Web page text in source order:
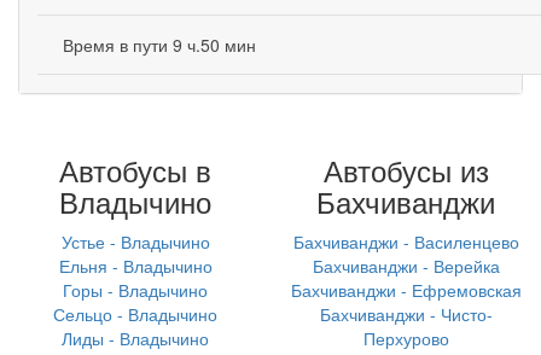
Время в пути 9 ч.50 мин
Автобусы в
Владычино
Устье - Владычино
Ельня - Владычино
Горы - Владычино
Сельцо - Владычино
Лиды - Владычино
Автобусы из
Бахчиванджи
Бахчиванджи - Василенцево
Бахчиванджи - Верейка
Бахчиванджи - Ефремовская
Бахчиванджи - Чисто-
Перхурово